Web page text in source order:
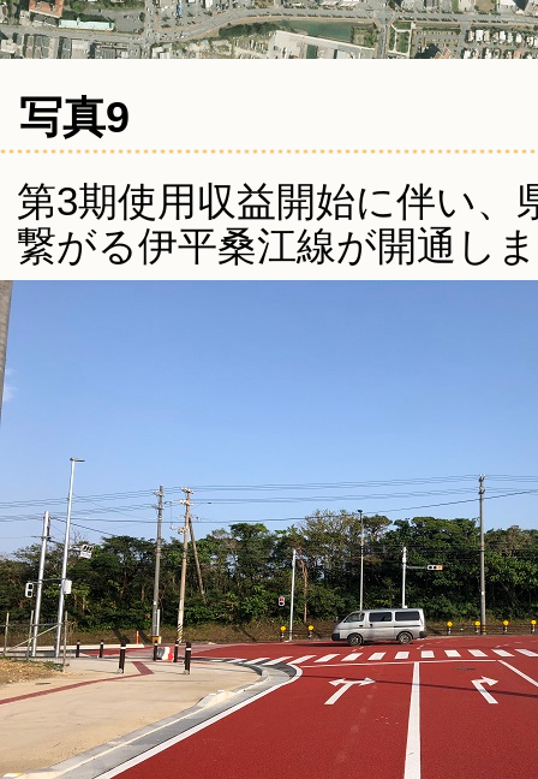
写真9
第3期使用収益開始に伴い、
繋がる伊平桑江線が開通し